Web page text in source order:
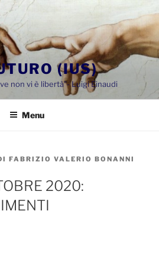
(IUS)
non vi è libertà"- Luigi Einaudi
Menu
FABRIZIO VALERIO BONANNI
2020: